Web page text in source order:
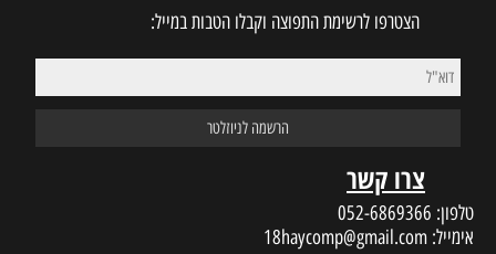
הצטרפו לרשימת התפוצה וקבלו הטבות במייל:
צרו קשר
טלפון: 052-6869366
אימייל: 18haycomp@gmail.com